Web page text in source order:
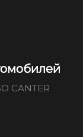
CANTER